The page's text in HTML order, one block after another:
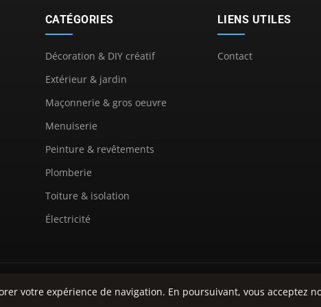
CATÉGORIES
Décoration & DIY créatif
Extérieur & jardin
Maçonnerie & gros oeuvre
Menuiserie
Peinture & revêtements
Plomberie
Toiture & isolation
Électricité
LIENS UTILES
Contact
votre expérience de navigation. En poursuivant, vous acceptez